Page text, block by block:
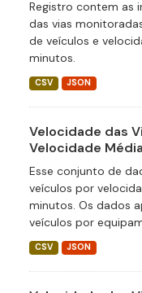
Registro contem as
das vias
de veículos e
minutos.
CSV JSON
Velocidade das
Velocidade
Esse conjunto de
veículos por
minutos. Os dados
veículos por
CSV JSON